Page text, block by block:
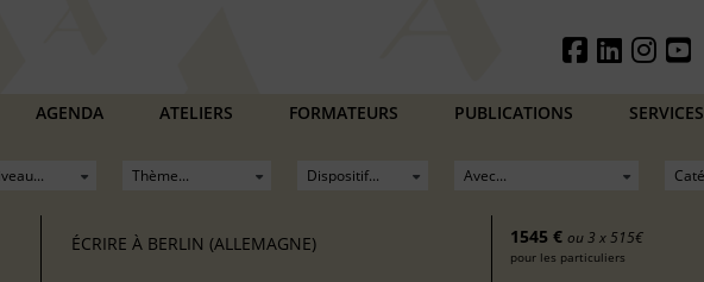
AGENDA ATELIERS FORMATEURS PUBLICATIONS SERVICES
ÉCRIRE À BERLIN (ALLEMAGNE) 1545 € ou 3 x 515€
pour les particuliers